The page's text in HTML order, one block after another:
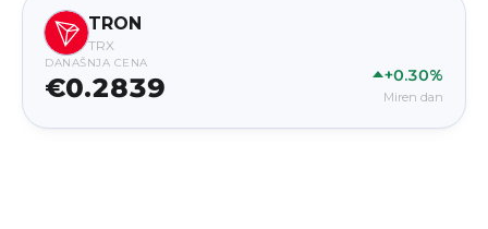
TRON
TRX
DANAŠNJA CENA
€0.2839 +0.30%
Miren dan